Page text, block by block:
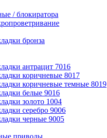
/ блокиратора
бронза
антрацит 7016
коричневые 8017
коричневые темные 8019
белые 9016
золото 1004
серебро 9006
черные 9005
приводы